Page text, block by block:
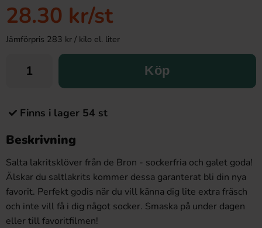
28.30 kr/st
Jämförpris 283 kr / kilo el. liter
Köp
Finns i lager 54 st
Beskrivning
Salta lakritsklöver från de Bron - sockerfria och galet goda!
Älskar du saltlakrits kommer dessa garanterat bli din nya
favorit. Perfekt godis när du vill känna dig lite extra fräsch
och inte vill få i dig något socker. Smaska på under dagen
eller till favoritfilmen!